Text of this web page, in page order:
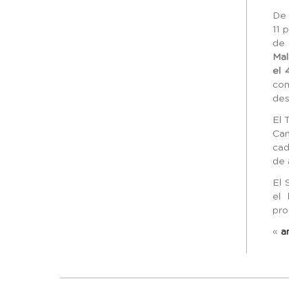
De
11
de
el
El
de
El
el
«